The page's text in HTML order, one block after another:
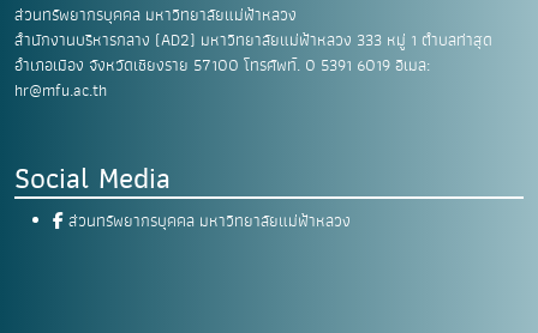
ส่วนทรัพยากรบุคคล มหาวิทยาลัยแม่ฟ้าหลวง
สำนักงานบริหารกลาง (AD2) มหาวิทยาลัยแม่ฟ้าหลวง 333 หมู่ 1 ตำบลท่าสุด
อำเภอเมือง จังหวัดเชียงราย 57100 โทรศัพท์. 0 5391 6019อีเมล:
hr@mfu.ac.th
Social Media
ส่วนทรัพยากรบุคคล มหาวิทยาลัยแม่ฟ้าหลวง